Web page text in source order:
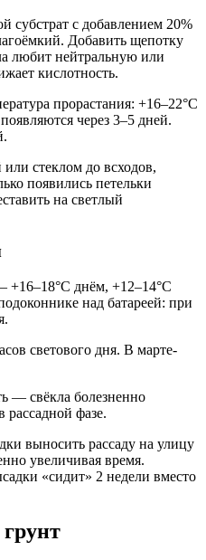
субстрат с добавлением 20%
Добавить щепотку
любит нейтральную или
кислотность.
прорастания: +16–22°C
через 3–5 дней.
стеклом до всходов,
появились петельки
на светлый
+16–18°C днём, +12–14°C
над батареей: при
светового дня. В марте-
— свёкла болезненно
рассадной фазе.
выносить рассаду на улицу
увеличивая время.
«сидит» 2 недели вместо